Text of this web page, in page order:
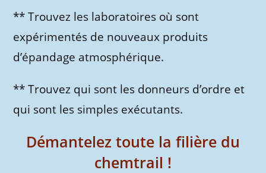
** Trouvez les laboratoires où sont
expérimentés de nouveaux produits
d’épandage atmosphérique.
** Trouvez qui sont les donneurs d’ordre et
qui sont les simples exécutants.
Démantelez toute la filière du
chemtrail !